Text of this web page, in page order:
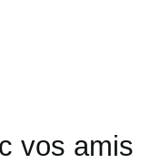
vos amis